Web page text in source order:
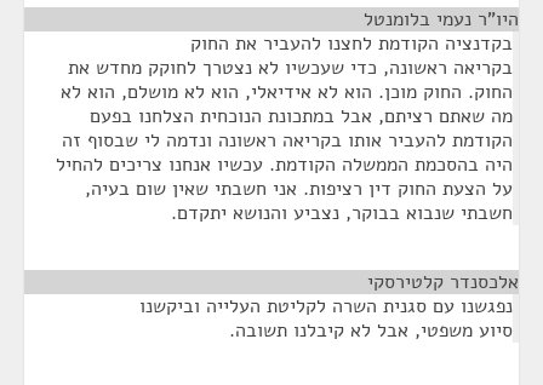
היו"ר נעמי בלומנטל
בקדנציה הקודמת לחצנו להעביר את החוק
בקריאה ראשונה, כדי שעכשיו לא נצטרך לחוקק מחדש את
החוק. החוק מוכן. הוא לא אידיאלי, הוא לא מושלם, הוא לא
מה שאתם רציתם, אבל במתכונת הנוכחית הצלחנו בפעם
הקודמת להעביר אותו בקריאה ראשונה ונדמה לי שבסוף זה
היה בהסכמת הממשלה הקודמת. עכשיו אנחנו צריכים להחיל
על הצעת החוק דין רציפות. אני חשבתי שאין שום בעיה,
חשבתי שנבוא בבוקר, נצביע והנושא יתקדם.
אלכסנדר קלטירסקי
נפגשנו עם סגנית השרה לקליטת העלייה וביקשנו
סיוע משפטי, אבל לא קיבלנו תשובה.